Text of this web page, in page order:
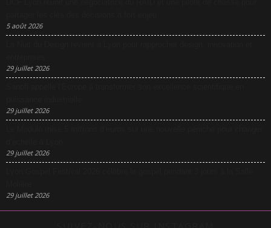
5 août 2026
29 juillet 2026
29 juillet 2026
29 juillet 2026
29 juillet 2026